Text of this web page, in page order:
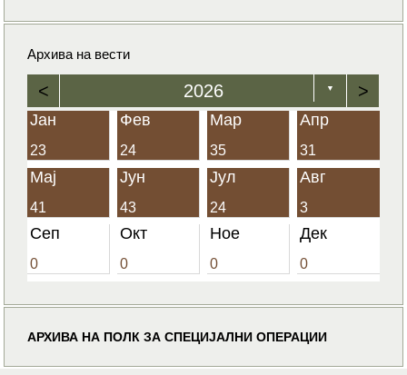
Архива на вести
< 2026 ▼ >
Јан
23
Фев
24
Мар
35
Апр
31
Мај
41
Јун
43
Јул
24
Авг
3
Сеп
0
Окт
0
Ное
0
Дек
0
АРХИВА НА ПОЛК ЗА СПЕЦИЈАЛНИ ОПЕРАЦИИ